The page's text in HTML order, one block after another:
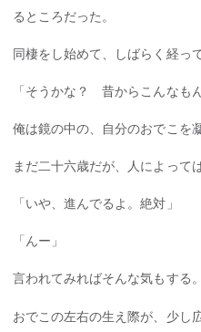
るところだった。
同棲をし始めて、しばらく経っ
「そうかな？ 昔からこんなも
俺は鏡の中の、自分のおでこを
まだ二十六歳だが、人によって
「いや、進んでるよ。絶対」
「んー」
言われてみればそんな気もする。
おでこの左右の生え際が、少し広